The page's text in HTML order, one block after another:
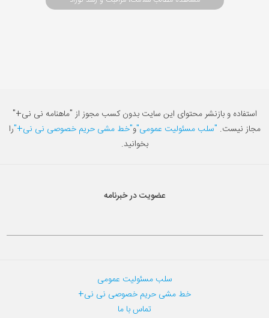
استفاده و بازنشر محتوای این سایت بدون کسب مجوز از "ماهنامه نی نی+"
مجاز نیست. "سلب مسئولیت عمومی"و"خط مشی حریم خصوصی نی نی+"را
بخوانید.
عضویت در خبرنامه
سلب مسئولیت عمومی
خط مشی حریم خصوصی نی نی+
تماس با ما